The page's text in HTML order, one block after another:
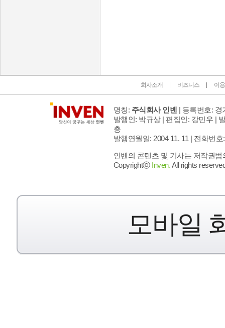
회사소개 비즈니스 이
명칭: 주식회사 인벤 | 등록번호: 경
발행인: 박규상 | 편집인: 강민우 |
층
발행연월일: 2004 11. 11 | 전화번호
인벤의 콘텐츠 및 기사는 저작권
Copyrightⓒ Inven.All rights
모바일